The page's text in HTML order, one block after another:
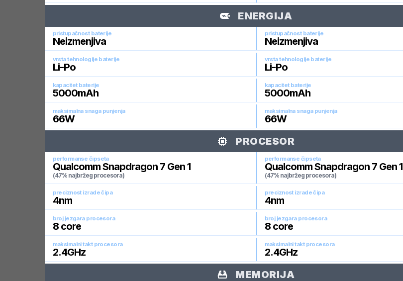
ENERGIJA
pristupačnost baterije
Neizmenjiva
pristupačnost baterije
Neizmenjiva
vrsta tehnologije baterije
Li-Po
vrsta tehnologije baterije
Li-Po
kapacitet baterije
5000mAh
kapacitet baterije
5000mAh
maksimalna snaga punjenja
66W
maksimalna snaga punjenja
66W
PROCESOR
performanse čipseta
Qualcomm Snapdragon 7 Gen 1
(47% najbržeg procesora)
performanse čipseta
Qualcomm Snapdragon 7 Gen 1
(47% najbržeg procesora)
preciznost izrade čipa
4nm
preciznost izrade čipa
4nm
broj jezgara procesora
8core
broj jezgara procesora
8core
maksimalni takt procesora
2.4GHz
maksimalni takt procesora
2.4GHz
MEMORIJA